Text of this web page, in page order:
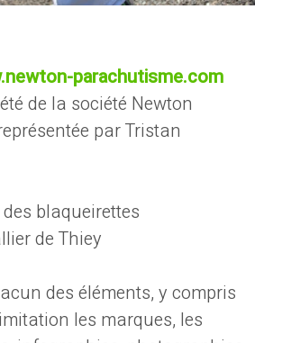
parachutisme.com
de la société Newton
par Tristan
blaqueirettes
de Thiey
des éléments, y compris
les marques, les